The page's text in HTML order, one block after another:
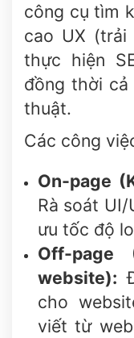
công cụ tìm
cao UX (trải
thực hiện
đồng thời
thuật.
Các công
On-page
Rà soát
ưu tốc độ
Off-page
website):
cho
viết từ